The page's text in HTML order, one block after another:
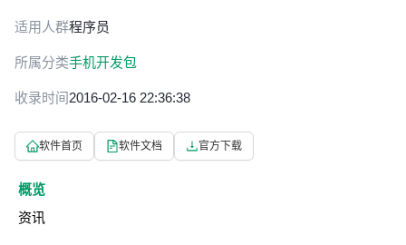
适用人群程序员
所属分类手机开发包
收录时间2016-02-16 22:36:38
软件首页 软件文档 官方下载
概览
资讯